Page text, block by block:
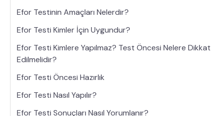
Efor Testinin Amaçları Nelerdir?
Efor Testi Kimler İçin Uygundur?
Efor Testi Kimlere Yapılmaz? Test Öncesi Nelere Dikkat
Edilmelidir?
Efor Testi Öncesi Hazırlık
Efor Testi Nasıl Yapılır?
Efor Testi Sonuçları Nasıl Yorumlanır?